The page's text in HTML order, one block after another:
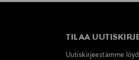
TILAA
Uutiskirjeestämme